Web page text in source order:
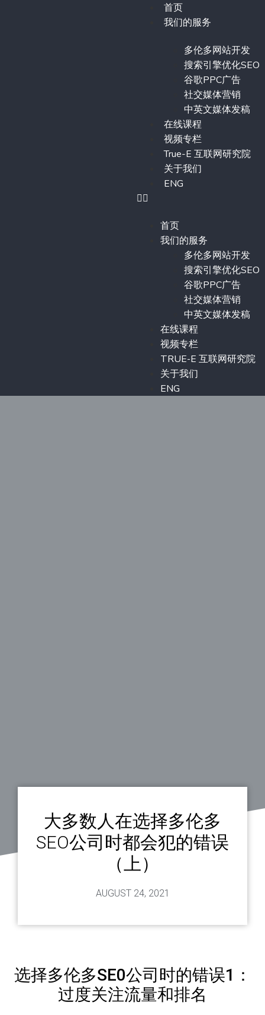
首页
我们的服务
多伦多网站开发
搜索引擎优化SEO
谷歌PPC广告
社交媒体营销
中英文媒体发稿
在线课程
视频专栏
True-E 互联网研究院
关于我们
ENG
首页
我们的服务
多伦多网站开发
搜索引擎优化SEO
谷歌PPC广告
社交媒体营销
中英文媒体发稿
在线课程
视频专栏
TRUE-E 互联网研究院
关于我们
ENG
大多数人在选择多伦多
SEO公司时都会犯的错误
（上）
AUGUST 24, 2021
选择多伦多SE0公司时的错误1：
过度关注流量和排名